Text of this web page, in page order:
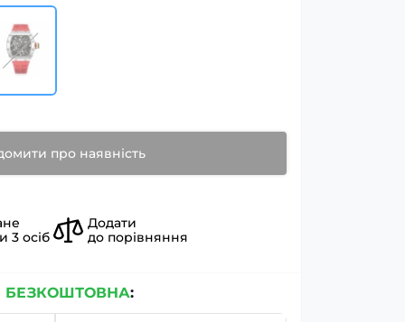
про наявність
3осіб
Додати
до порівняння
БЕЗКОШТОВНА: